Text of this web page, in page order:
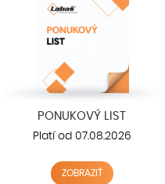
PONUKOVÝ LIST
Platí od 07.08.2026
ZOBRAZIŤ